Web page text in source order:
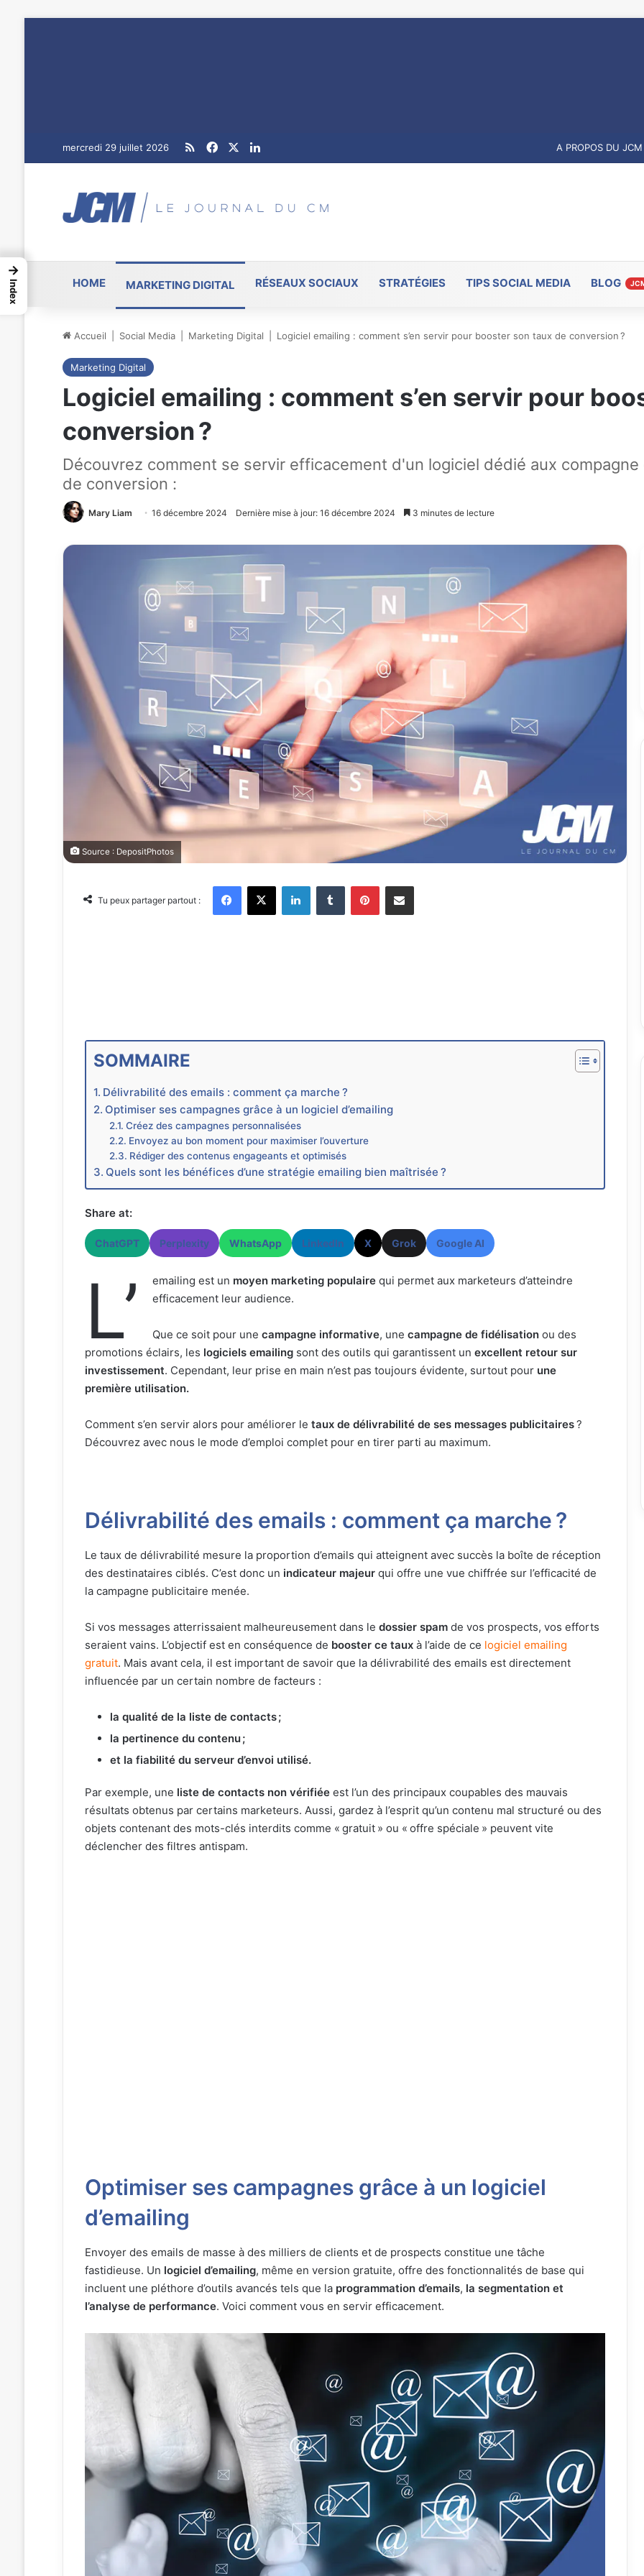
mercredi 29 juillet 2026 RSSFacebookLinkedin A PROPOS DU JCM
HOME MARKETING DIGITAL RÉSEAUX SOCIAUX STRATÉGIES TIPS SOCIAL MEDIA BLOG
Accueil Social Media Marketing Digital Logiciel emailing : comment s’en servir pour booster son taux de conversion ?
Marketing Digital
Logiciel emailing : comment s’en servir pour
conversion ?
Découvrez comment se servir efficacement d'un logiciel dédié aux
de conversion :
Mary Liam 16 décembre 2024 Dernière mise à jour: 16 décembre 2024 3 minutes de lecture
Source : DepositPhotos
Tu peux partager partout :
Facebook X Linkedin Tumblr Pinterest Partager par email
SOMMAIRE
Délivrabilité des emails : comment ça marche ?
Optimiser ses campagnes grâce à un logiciel d’emailing
Créez des campagnes personnalisées
Envoyez au bon moment pour maximiser l’ouverture
Rédiger des contenus engageants et optimisés
Quels sont les bénéfices d’une stratégie emailing bien maîtrisée ?
Share at:
ChatGPT Perplexity WhatsApp LinkedIn X Grok Google AI
L’ emailing est un moyen marketing populairequi permet aux marketeurs d’atteindre
efficacement leur audience.
Que ce soit pour une campagne informative, une campagne de fidélisationou des
promotions éclairs, les logiciels emailingsont des outils qui garantissent un excellent retour sur
investissement. Cependant, leur prise en main n’est pas toujours évidente, surtout pour une
première utilisation.
Comment s’en servir alors pour améliorer le taux de délivrabilité de ses messages publicitaires?
Découvrez avec nous le mode d’emploi complet pour en tirer parti au maximum.
Délivrabilité des emails : comment ça marche ?
Le taux de délivrabilité mesure la proportion d’emails qui atteignent avec succès la boîte de réception
des destinataires ciblés. C’est donc un indicateur majeurqui offre une vue chiffrée sur l’efficacité de
la campagne publicitaire menée.
Si vos messages atterrissaient malheureusement dans le dossier spam de vos prospects, vos efforts
seraient vains. L’objectif est en conséquence de booster ce tauxà l’aide de ce logiciel emailing
gratuit. Mais avant cela, il est important de savoir que la délivrabilité des emails est directement
influencée par un certain nombre de facteurs :
la qualité de la liste de contacts ;
la pertinence du contenu ;
et la fiabilité du serveur d’envoi utilisé.
Par exemple, une liste de contacts non vérifiéeest l’un des principaux coupables des mauvais
résultats obtenus par certains marketeurs. Aussi, gardez à l’esprit qu’un contenu mal structuré ou des
objets contenant des mots-clés interdits comme « gratuit » ou « offre spéciale » peuvent vite
déclencher des filtres antispam.
Optimiser ses campagnes grâce à un logiciel
d’emailing
Envoyer des emails de masse à des milliers de clients et de prospects constitue une tâche
fastidieuse. Un logiciel d’emailing, même en version gratuite, offre des fonctionnalités de base qui
incluent une pléthore d’outils avancés tels que la programmation d’emails, la segmentation et
l’analyse de performance. Voici comment vous en servir efficacement.
→
Index